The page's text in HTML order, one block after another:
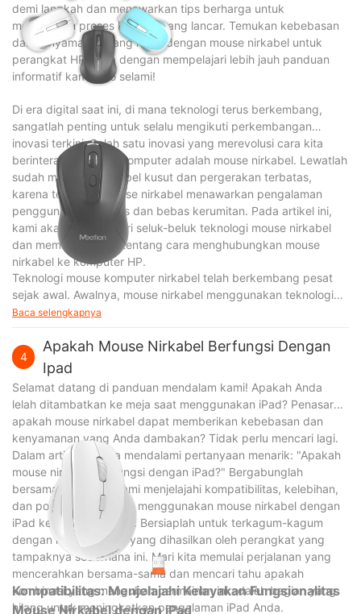
demi langkah dan menawarkan tips berharga untuk
memastikan proses koneksi yang lancar. Temukan kebebasan
dan kenyamanan yang hadir dengan mouse nirkabel untuk
perangkat HP Anda dengan mempelajari lebih jauh panduan
informatif kami. Ayo selami!
Di era digital saat ini, di mana teknologi terus berkembang,
sangatlah penting untuk selalu mengikuti perkembangan
inovasi terkini. Salah satu inovasi yang merevolusi cara kita
berinteraksi dengan komputer adalah mouse nirkabel. Lewatlah
sudah masa-masa kabel kusut dan pergerakan terbatas,
karena teknologi mouse nirkabel menawarkan pengalaman
pengguna yang mulus dan bebas kerumitan. Pada artikel ini,
kami akan mempelajari seluk-beluk teknologi mouse nirkabel
dan memandu Anda tentang cara menghubungkan mouse
nirkabel ke komputer HP.
Teknologi mouse komputer nirkabel telah berkembang pesat
sejak awal. Awalnya, mouse nirkabel menggunakan teknologi
inframerah, yang memerlukan komunikasi saling berhadapan
teknologi, sebagian besar mouse nirkabel saat ini
menggunakan radio
Baca selengkapnya
4
Apakah Mouse Nirkabel Berfungsi Dengan
Ipad
Selamat datang di panduan mendalam kami! Apakah Anda
lelah ditambatkan ke meja saat menggunakan iPad? Penasaran
apakah mouse nirkabel dapat memberikan kebebasan dan
kenyamanan yang Anda dambakan? Tidak perlu mencari lagi.
Dalam artikel ini, kita mendalami pertanyaan menarik: "Apakah
mouse nirkabel berfungsi dengan iPad?" Bergabunglah
bersama kami saat kami menjelajahi kompatibilitas, kelebihan,
dan potensi kelemahan menggunakan mouse nirkabel dengan
iPad kesayangan Anda. Bersiaplah untuk terkagum-kagum
dengan kemungkinan yang dihasilkan oleh perangkat yang
tampaknya sederhana ini. Mari kita memulai perjalanan yang
mencerahkan bersama-sama dan mencari tahu apakah
kombinasi yang mengubah permainan ini adalah bagian yang
hilang untuk meningkatkan pengalaman iPad Anda.
Kompatibilitas: Menjelajahi Kelayakan Fungsionalitas
Mouse Nirkabel dengan iPad